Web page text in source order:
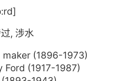
, 涉水
(1896-1973)
Ford (1917-1987)